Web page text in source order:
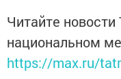
Читайте новости
национальном
https://max.ru/